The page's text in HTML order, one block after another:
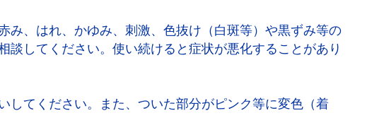
み、はれ、かゆみ、刺激、色抜け（白斑等）や黒ずみ等の
してください。使い続けると症状が悪化することがあり
してください。また、ついた部分がピンク等に変色（着